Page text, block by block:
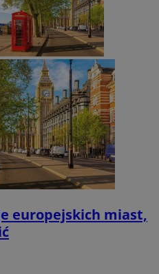
europejskich miast,